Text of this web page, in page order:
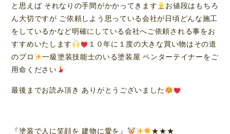
と思えば それなりの手間がかかってきます
お値段はもちろ
ん大切ですが ご依頼しよう思っている会社が日頃どんな施工
をしているかなど明確にしている会社へご依頼される事をお
すすめいたします
１０年に１度の大きな買い物はその道
のプロ
一級塗装技能士のいる塗装屋 ペンターテイナーをご
用命ください
最後までお読み頂き ありがとうございました
『塗装で人に笑顔を 建物に愛を』 ★★★